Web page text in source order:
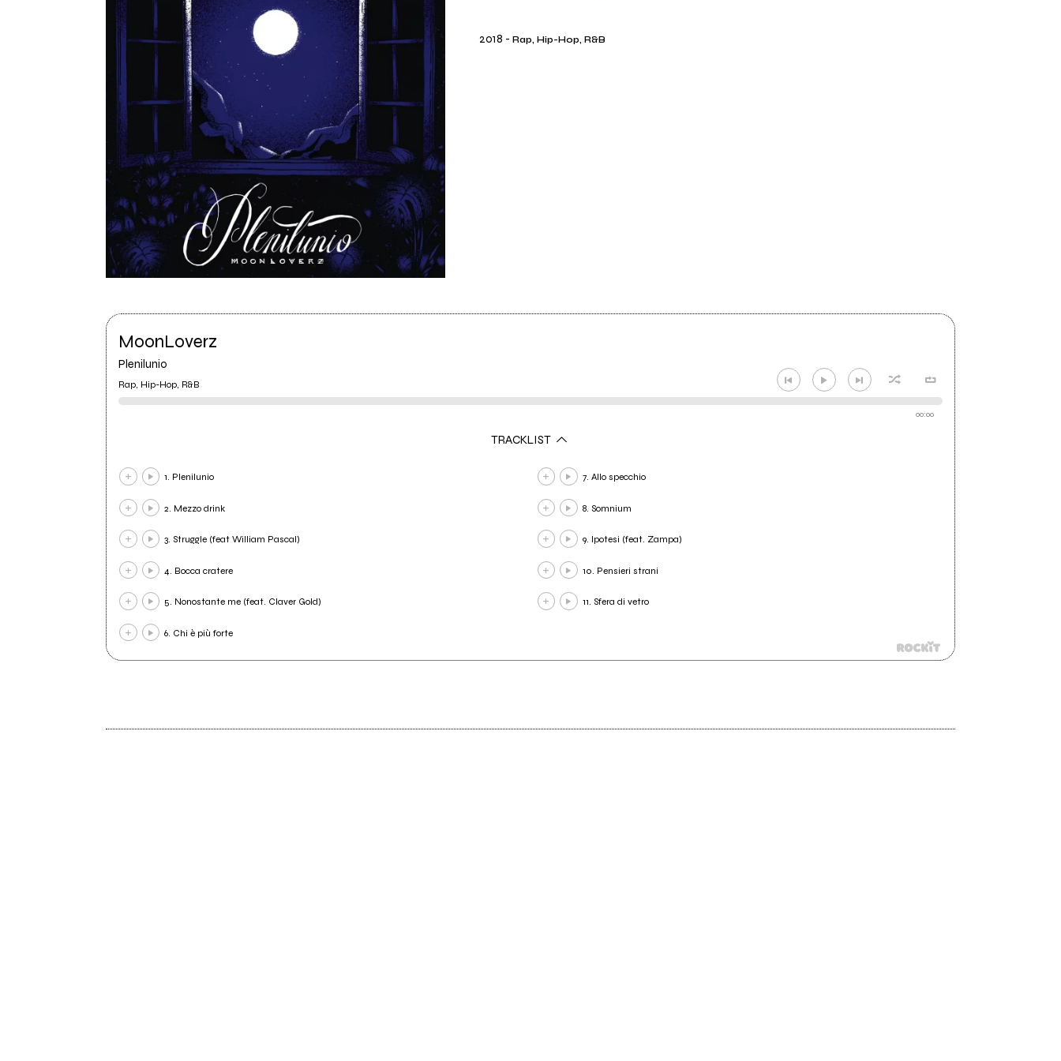
2018 -Rap, Hip-Hop, R&B
MoonLoverz
Plenilunio
Rap, Hip-Hop, R&B
00:00
TRACKLIST
1. Plenilunio
2. Mezzo drink
3. Struggle (feat William Pascal)
4. Bocca cratere
5. Nonostante me (feat. Claver Gold)
6. Chi è più forte
7. Allo specchio
8. Somnium
9. Ipotesi (feat. Zampa)
10. Pensieri strani
11. Sfera di vetro